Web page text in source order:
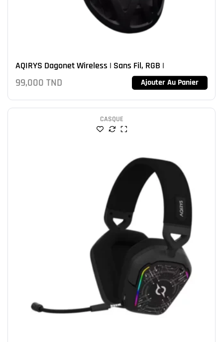
AQIRYS Dagonet Wireless | Sans Fil, RGB |
99,000 TND Ajouter Au Panier
CASQUE